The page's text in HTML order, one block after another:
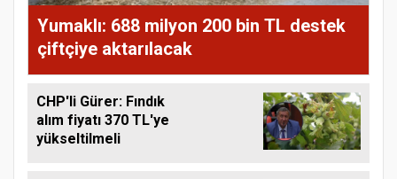
Yumaklı: 688 milyon 200 bin TL destek
çiftçiye aktarılacak
CHP'li Gürer: Fındık
alım fiyatı 370 TL'ye
yükseltilmeli